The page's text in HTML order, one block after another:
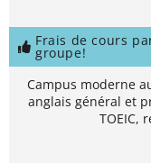
Frais de cours
groupe!
Campus moderne
anglais général et
TOEIC,